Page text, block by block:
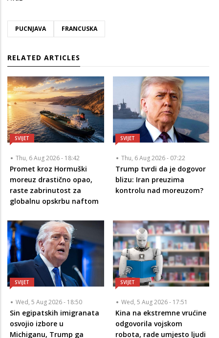
PUCNJAVA FRANCUSKA
RELATED ARTICLES
SVIJET
Thu, 6 Aug 2026 - 18:42
Promet kroz Hormuški
moreuz drastično opao,
raste zabrinutost za
globalnu opskrbu naftom
SVIJET
Thu, 6 Aug 2026 - 07:22
Trump tvrdi da je dogovor
blizu: Iran preuzima
kontrolu nad moreuzom?
SVIJET
Wed, 5 Aug 2026 - 18:50
Sin egipatskih imigranata
osvojio izbore u
Michiganu, Trump ga
SVIJET
Wed, 5 Aug 2026 - 17:51
Kina na ekstremne vrućine
odgovorila vojskom
robota, rade umjesto ljudi